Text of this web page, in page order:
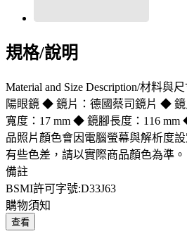
規格/說明
Material and Size Description/材料
陽眼鏡 ◆ 鏡片：德國蔡司鏡片 ◆
寬度：17 mm ◆ 鏡腳長度：116
品照片顏色會因電腦螢幕與解析度
有些色差，請以實際商品顏色為準。
備註
BSMI許可字號:D33J63
購物須知
查看